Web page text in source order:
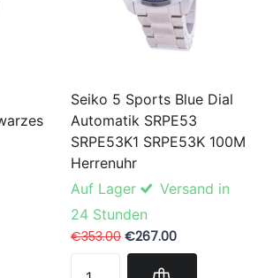
Seiko 5 Sports Blue Dial
Automatik SRPE53
SRPE53K1 SRPE53K 100M
Herrenuhr
Auf Lager
Versand in
24 Stunden
€353.00 €267.00